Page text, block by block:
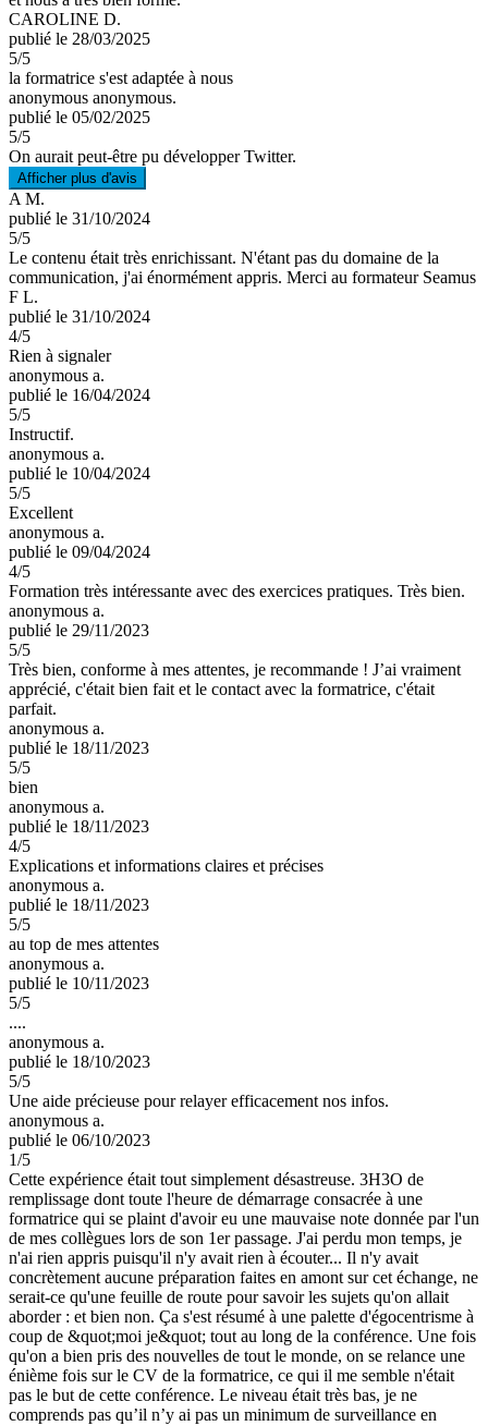
CAROLINE D.
publié le 28/03/2025
5/5
la formatrice s'est adaptée à nous
anonymous anonymous.
publié le 05/02/2025
5/5
On aurait peut-être pu développer Twitter.
Afficher plus d'avis
A M.
publié le 31/10/2024
5/5
Le contenu était très enrichissant. N'étant pas du domaine de la
communication, j'ai énormément appris. Merci au formateur Seamus
F L.
publié le 31/10/2024
4/5
Rien à signaler
anonymous a.
publié le 16/04/2024
5/5
Instructif.
anonymous a.
publié le 10/04/2024
5/5
Excellent
anonymous a.
publié le 09/04/2024
4/5
Formation très intéressante avec des exercices pratiques. Très bien.
anonymous a.
publié le 29/11/2023
5/5
Très bien, conforme à mes attentes, je recommande ! J’ai vraiment
apprécié, c'était bien fait et le contact avec la formatrice, c'était
parfait.
anonymous a.
publié le 18/11/2023
5/5
bien
anonymous a.
publié le 18/11/2023
4/5
Explications et informations claires et précises
anonymous a.
publié le 18/11/2023
5/5
au top de mes attentes
anonymous a.
publié le 10/11/2023
5/5
....
anonymous a.
publié le 18/10/2023
5/5
Une aide précieuse pour relayer efficacement nos infos.
anonymous a.
publié le 06/10/2023
1/5
Cette expérience était tout simplement désastreuse. 3H3O de
remplissage dont toute l'heure de démarrage consacrée à une
formatrice qui se plaint d'avoir eu une mauvaise note donnée par l'un
de mes collègues lors de son 1er passage. J'ai perdu mon temps, je
n'ai rien appris puisqu'il n'y avait rien à écouter... Il n'y avait
concrètement aucune préparation faites en amont sur cet échange, ne
serait-ce qu'une feuille de route pour savoir les sujets qu'on allait
aborder : et bien non. Ça s'est résumé à une palette d'égocentrisme à
coup de &quot;moi je&quot; tout au long de la conférence. Une fois
qu'on a bien pris des nouvelles de tout le monde, on se relance une
énième fois sur le CV de la formatrice, ce qui il me semble n'était
pas le but de cette conférence. Le niveau était très bas, je ne
comprends pas qu’il n’y ai pas un minimum de surveillance en